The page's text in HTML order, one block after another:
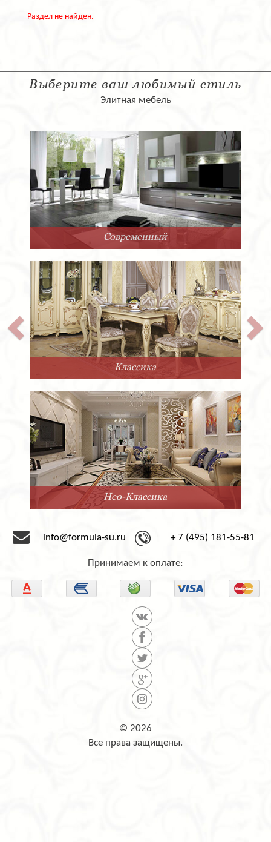
Раздел не найден.
Выберите ваш любимый стиль
Элитная мебель
Современный
Классика
Нео-Классика
info@formula-su.ru + 7 (495) 181-55-81
Принимаем к оплате:
© 2026
Все права защищены.